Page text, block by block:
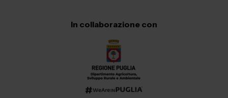
In collaborazione con